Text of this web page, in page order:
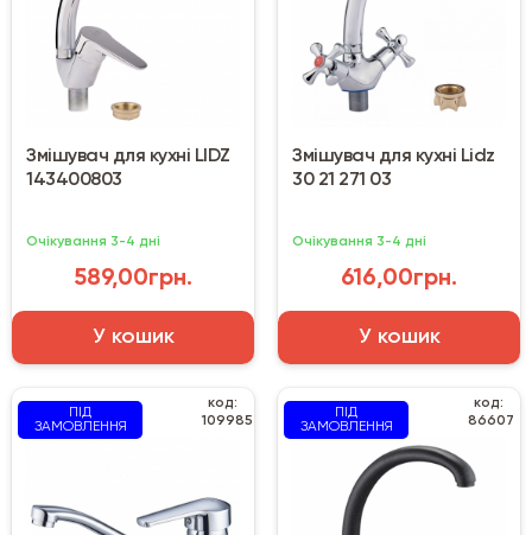
Змішувач для кухні LIDZ
143400803
Очікування 3-4 дні
589,00грн.
У кошик
Змішувач для кухні Lidz
30 21 271 03
Очікування 3-4 дні
616,00грн.
У кошик
ПІД
ЗАМОВЛЕННЯ
код:
109985
ПІД
ЗАМОВЛЕННЯ
код:
86607